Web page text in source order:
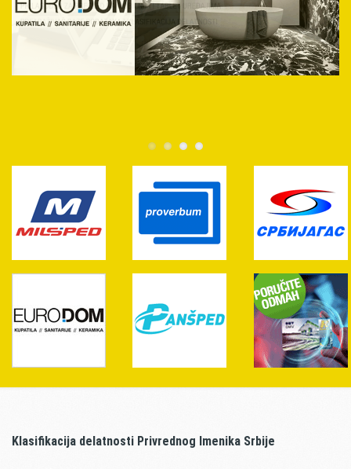
Klasifikacija delatnosti Privrednog Imenika Srbije